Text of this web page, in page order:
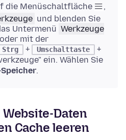
die Menüschaltfläche
,
und blenden Sie
Untermenü Werkzeuge
oder mit der
Strg + Umschalttaste +
ein. Wählen Sie
.
Daten
Cache leeren